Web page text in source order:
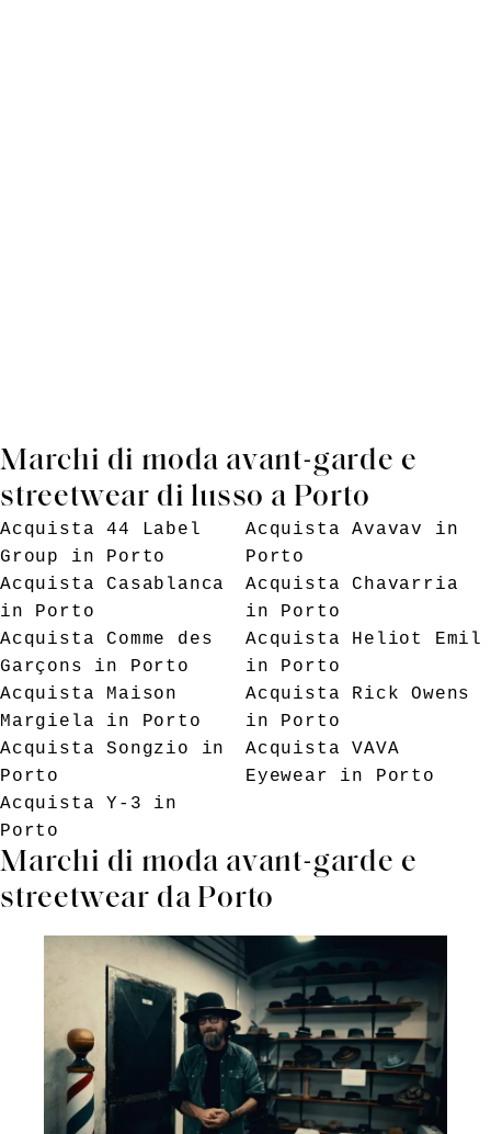
Marchi di moda avant-garde e
streetwear di lusso a Porto
Acquista 44 Label
Group in Porto
Acquista Avavav in
Porto
Acquista Casablanca
in Porto
Acquista Chavarria
in Porto
Acquista Comme des
Garçons in Porto
Acquista Heliot Emil
in Porto
Acquista Maison
Margiela in Porto
Acquista Rick Owens
in Porto
Acquista Songzio in
Porto
Acquista VAVA
Eyewear in Porto
Acquista Y-3 in
Porto
Marchi di moda avant-garde e
streetwear da Porto